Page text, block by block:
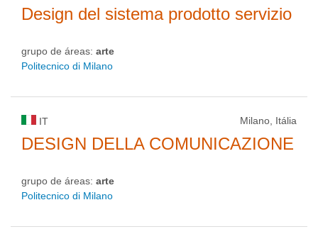
Design del sistema prodotto servizio
grupo de áreas: arte
Politecnico di Milano
IT Milano, Itália
DESIGN DELLA COMUNICAZIONE
grupo de áreas: arte
Politecnico di Milano